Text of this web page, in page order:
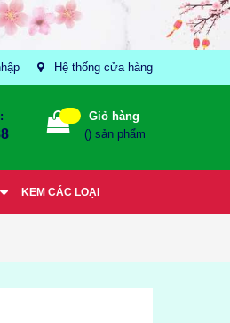
Hệ thống cửa hàng
Giỏ hàng
() sản phẩm
KEM CÁC LOẠI